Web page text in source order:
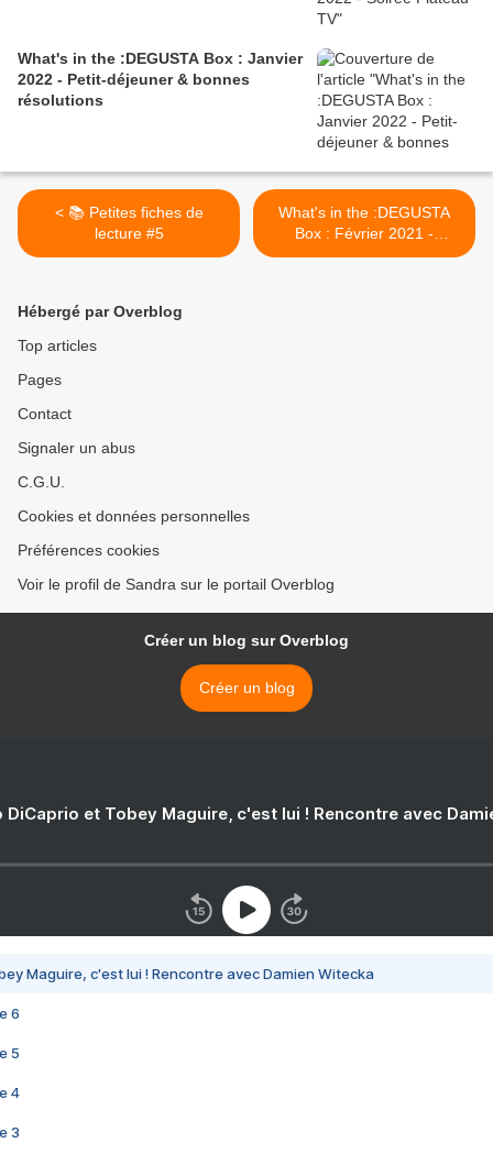
What's in the :DEGUSTA Box : Janvier
2022 - Petit-déjeuner & bonnes
résolutions
< 📚 Petites fiches de
lecture #5
What's in the :DEGUSTA
Box : Février 2021 -
Cuisiner en famille >
Hébergé par Overblog
Top articles
Pages
Contact
Signaler un abus
C.G.U.
Cookies et données personnelles
Préférences cookies
Voir le profil de Sandra sur le portail Overblog
Créer un blog sur Overblog
Créer un blog
DiCaprio et Tobey Maguire, c'est lui ! Rencontre avec
Maguire, c'est lui ! Rencontre avec Damien Witecka
6
5
4
3